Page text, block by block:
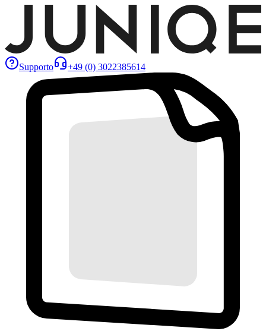
Supporto +49 (0) 3022385614